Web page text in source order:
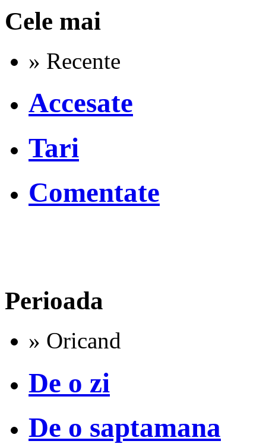
Cele mai
» Recente
Accesate
Tari
Comentate
Perioada
» Oricand
De o zi
De o saptamana